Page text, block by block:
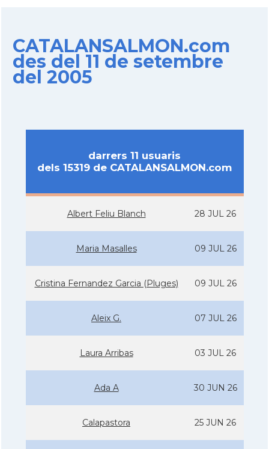
CATALANSALMON.com
des del 11 de setembre
del 2005
darrers 11 usuaris
dels 15319 de CATALANSALMON.com
Albert Feliu Blanch 28 JUL 26
Maria Masalles 09 JUL 26
Cristina Fernandez Garcia (Pluges) 09 JUL 26
Aleix G. 07 JUL 26
Laura Arribas 03 JUL 26
Ada A 30 JUN 26
Calapastora 25 JUN 26